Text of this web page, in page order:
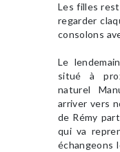
Les filles
regarder
consolons
Le
situé à
naturel
arriver vers
de Rémy
qui va
échangeons